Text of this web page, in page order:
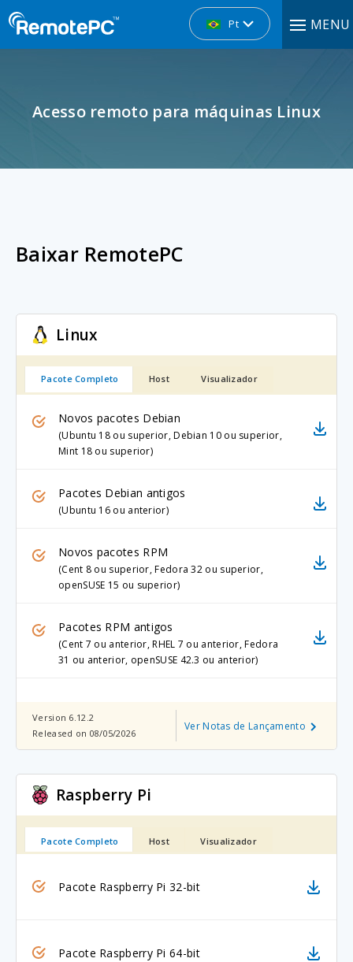
Pt MENU
Acesso remoto para máquinas Linux
Baixar RemotePC
Linux
Pacote Completo Host Visualizador
Novos pacotes Debian
(Ubuntu 18 ou superior, Debian 10 ou superior,
Mint 18 ou superior)
Pacotes Debian antigos
(Ubuntu 16 ou anterior)
Novos pacotes RPM
(Cent 8 ou superior, Fedora 32 ou superior,
openSUSE 15 ou superior)
Pacotes RPM antigos
(Cent 7 ou anterior, RHEL 7 ou anterior, Fedora
31 ou anterior, openSUSE 42.3 ou anterior)
Version 6.12.2
Released on 08/05/2026
Ver Notas de Lançamento
Raspberry Pi
Pacote Completo Host Visualizador
Pacote Raspberry Pi 32-bit
Pacote Raspberry Pi 64-bit